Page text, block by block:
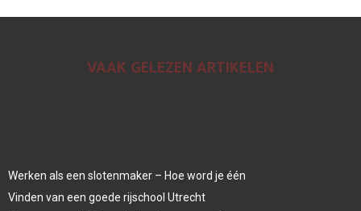
VAAK GELEZEN ARTIKELEN
Werken als een slotenmaker – Hoe word je één
Vinden van een goede rijschool Utrecht